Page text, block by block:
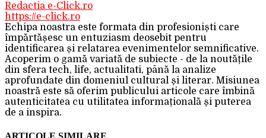
Redactia e-Click.ro
https://e-click.ro
Echipa noastra este formata din profesioniști care
împărtășesc un entuziasm deosebit pentru
identificarea și relatarea evenimentelor semnificative.
Acoperim o gamă variată de subiecte - de la noutățile
din sfera tech, life, actualitati, până la analize
aprofundate din domeniul cultural și literar. Misiunea
noastră este să oferim publicului articole care îmbină
autenticitatea cu utilitatea informațională și puterea
de a inspira.
ARTICOLE SIMILARE